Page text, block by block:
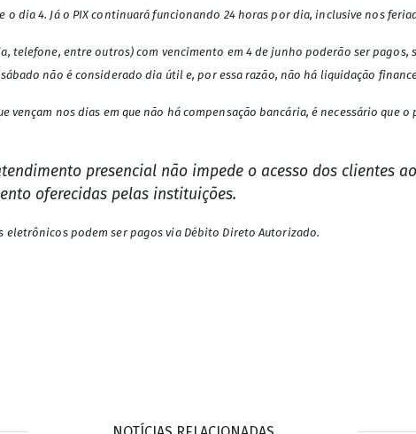
o dia 4. Já o PIX continuará funcionando 24 horas por dia, inclusive nos
telefone, entre outros) com vencimento em 4 de junho poderão ser pagos,
não é considerado dia útil e, por essa razão, não há liquidação
vençam nos dias em que não há compensação bancária, é necessário que
presencial não impede o acesso dos clientes
oferecidas pelas instituições.
podem ser pagos via Débito Direto Autorizado.